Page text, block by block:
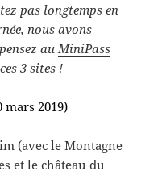
pas longtemps en
nous avons
auMiniPass
3 sites !
2019)
(avec le Montagne
et le château du